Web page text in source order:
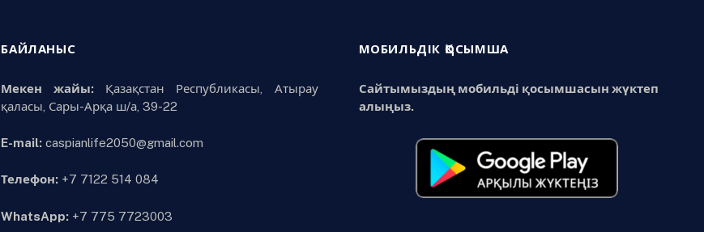
БАЙЛАНЫС
Мекен жайы:Қазақстан Республикасы, Атырау
қаласы, Сары-Арқа ш/а, 39-22
E-mail: caspianlife2050@gmail.com
Телефон: +7 7122 514 084
WhatsApp: +7 775 7723003
МОБИЛЬДІК ҚОСЫМША
Сайтымыздың мобильді қосымшасын жүктеп
алыңыз.